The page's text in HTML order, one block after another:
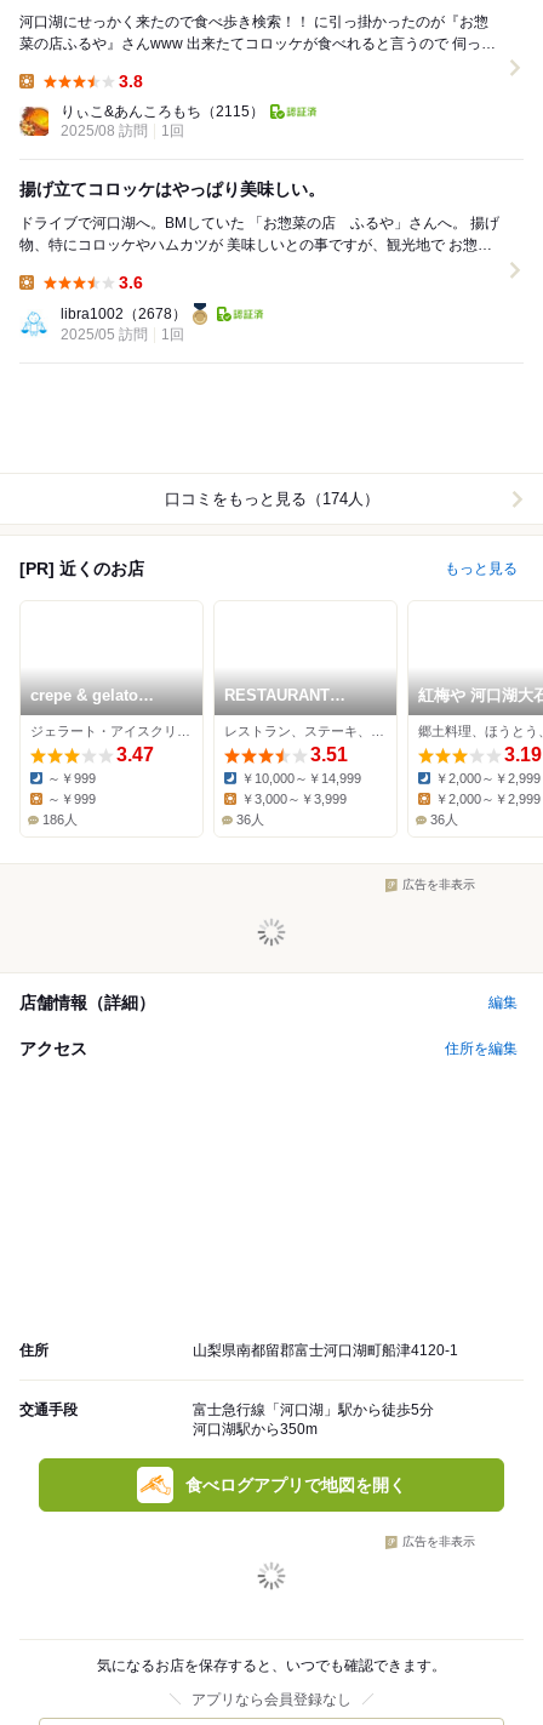
河口湖にせっかく来たので食べ歩き検索！！ に引っ掛かったのが『お惣
菜の店ふるや』さんwww 出来たてコロッケが食べれると言うので 伺って
3.8
りぃこ&あんころもち （2115）
2025/08 訪問
1回
揚げ立てコロッケはやっぱり美味しい。
ドライブで河口湖へ。BMしていた 「お惣菜の店 ふるや」さんへ。 揚げ
物、特にコロッケやハムカツが 美味しいとの事ですが、観光地で お惣菜
3.6
libra1002 （2678）
2025/05 訪問
1回
口コミをもっと見る（174人）
[PR] 近くのお店 もっと見る
crepe & gelato
MONT
3.47
Dinner:
～￥999
～￥999
186人
RESTAURANT
ASADOR CarneSio
3.51
Dinner:
￥10,000～￥14,999
Lunch:
￥3,000～￥3,999
36人
紅梅や 河口湖大
園店
3.19
Dinner:
￥2,000～￥2,999
Lunch:
￥2,000～￥2,999
36人
広告を非表示
店舗情報（詳細） 編集
アクセス 住所を編集
住所 山梨県南都留郡富士河口湖町船津4120-1
交通手段
富士急行線「河口湖」駅から徒歩5分
河口湖駅から350m
食べログアプリで地図を開く
広告を非表示
気になるお店を保存すると、いつでも確認できます。
アプリなら会員登録なし